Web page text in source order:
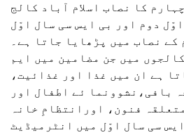
کا نصاب اسلام آباد کالج
دوم اور بی ایس سی سال اوّل
کے نصاب میں پڑھایا جاتا ہے۔
میں جن مضامین میں ایم
ہے ان میں غذا اور غذائیت،
بافی،نشوونما ئے اطفال اور
فنون، اورانتظامِ خانہ
سی سال اوّل میں انٹرمیڈیٹ